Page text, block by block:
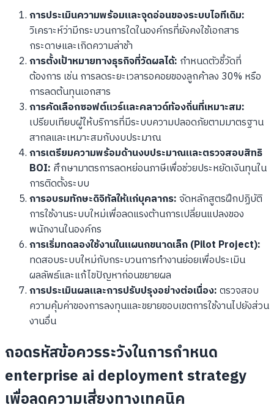
การประเมินความพร้อมและจุดอ่อนของระบบไอทีเดิม:
วิเคราะห์ว่ามีกระบวนการใดในองค์กรที่ยังคงใช้เอกสาร
กระดาษและเกิดความล่าช้า
การตั้งเป้าหมายทางธุรกิจที่วัดผลได้: กำหนดตัวชี้วัดที่
ต้องการ เช่น การลดระยะเวลารอคอยของลูกค้าลง 30% หรือ
การลดต้นทุนเอกสาร
การคัดเลือกซอฟต์แวร์และคลาวด์ท้องถิ่นที่เหมาะสม:
เปรียบเทียบผู้ให้บริการที่มีระบบความปลอดภัยตามมาตรฐาน
สากลและเหมาะสมกับงบประมาณ
การเตรียมความพร้อมด้านงบประมาณและตรวจสอบสิทธิ
BOI: ศึกษามาตรการลดหย่อนภาษีเพื่อช่วยประหยัดเงินทุนใน
การติดตั้งระบบ
การอบรมทักษะดิจิทัลให้แก่บุคลากร:จัดหลักสูตรฝึกปฏิบัติ
การใช้งานระบบใหม่เพื่อลดแรงต้านการเปลี่ยนแปลงของ
พนักงานในองค์กร
การเริ่มทดลองใช้งานในแผนกขนาดเล็ก (Pilot Project):
ทดสอบระบบใหม่กับกระบวนการทำงานย่อยเพื่อประเมิน
ผลลัพธ์และแก้ไขปัญหาก่อนขยายผล
การประเมินผลและการปรับปรุงอย่างต่อเนื่อง:ตรวจสอบ
ความคุ้มค่าของการลงทุนและขยายขอบเขตการใช้งานไปยังส่วน
งานอื่น
ถอดรหัสข้อควรระวังในการกำหนด
enterprise ai deployment strategy
เพื่อลดความเสี่ยงทางเทคนิค